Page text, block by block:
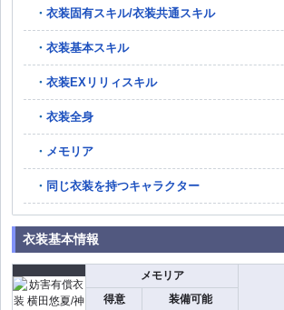
衣装固有スキル/衣装共通スキル
衣装基本スキル
衣装EXリリィスキル
衣装全身
メモリア
同じ衣装を持つキャラクター
衣装基本情報
メモリア
得意
装備可能